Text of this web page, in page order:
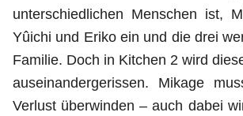
unterschiedlichen Menschen ist,
Yûichi und Eriko ein und die drei
Familie. Doch in Kitchen 2 wird
auseinandergerissen. Mikage
Verlust überwinden – auch dabei